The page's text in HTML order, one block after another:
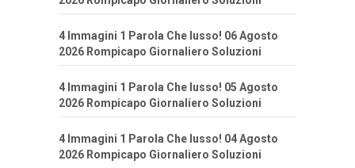
4 Immagini 1 Parola Che lusso! 06 Agosto
2026 Rompicapo Giornaliero Soluzioni
4 Immagini 1 Parola Che lusso! 05 Agosto
2026 Rompicapo Giornaliero Soluzioni
4 Immagini 1 Parola Che lusso! 04 Agosto
2026 Rompicapo Giornaliero Soluzioni